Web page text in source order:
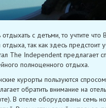
с детьми, то учтите
так как здесь предстоит
The Independent предлагает
полноценного отдыха.
курорты пользуются
обратить внимание на
В отеле оборудованы семь